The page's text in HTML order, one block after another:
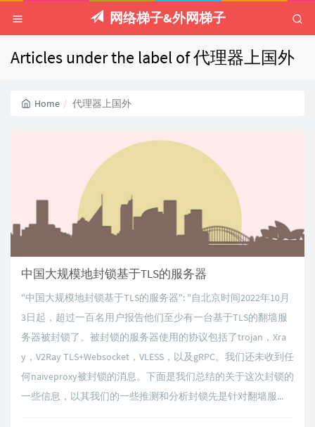
网络梯子&外网梯子
Articles under the label of 代理器上国外
Home 代理器上国外
中国大规模地封锁基于TLS的服务器
"中国大规模地封锁基于TLS的服务器": "自北京时间2022年10月
3日起，超过一百名用户报告他们至少有一台基于TLS的翻墙服
务器被封锁了。被封锁的服务器使用的协议包括了trojan，Xra
y，V2Ray TLS+Websocket，VLESS，以及gRPC。我们还未收到任
何naiveproxy被封锁的消息。下面是我们总结的关于这次封锁的
一些信息，以其我们的一些推测和分析封锁先是针对翻墙服...